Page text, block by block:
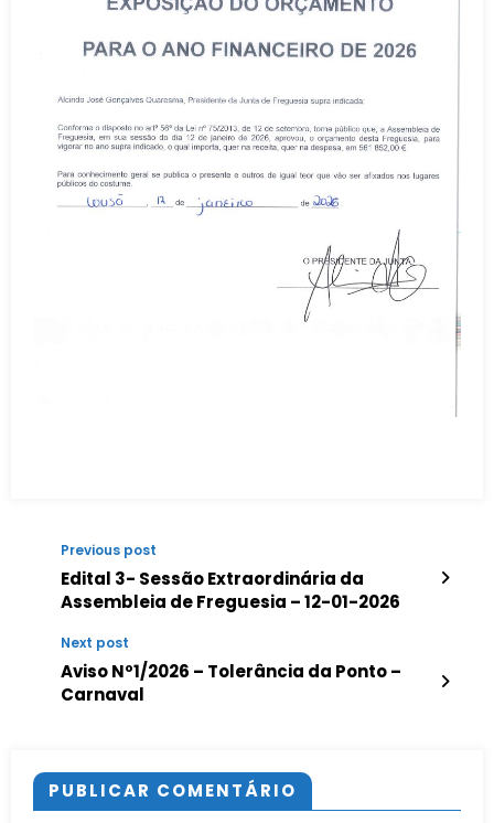
Previous post
Edital 3- Sessão Extraordinária da
Assembleia de Freguesia – 12-01-2026
Next post
Aviso Nº1/2026 – Tolerância da Ponto –
Carnaval
PUBLICAR COMENTÁRIO